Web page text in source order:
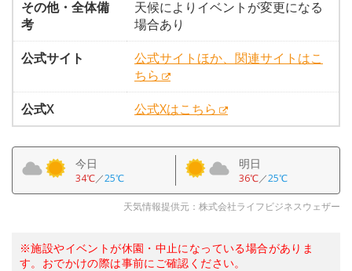
その他・全体備
考
天候によりイベントが変更になる
場合あり
公式サイト
公式サイトほか、関連サイトはこ
ちら
公式X
公式Xはこちら
今日
34℃／25℃
明日
36℃／25℃
天気情報提供元：株式会社ライフビジネスウェザー
※施設やイベントが休園・中止になっている場合がありま
す。おでかけの際は事前にご確認ください。